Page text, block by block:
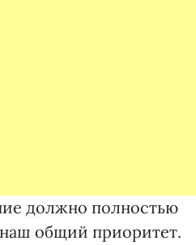
должно полностью
общий приоритет.